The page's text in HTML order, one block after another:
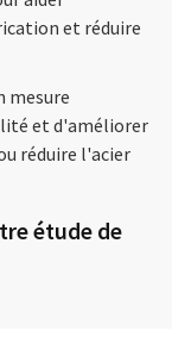
et réduire
mesure
et d'améliorer
réduire l'acier
étude de